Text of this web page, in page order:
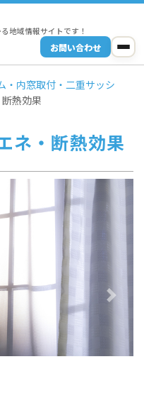
地域情報サイトです！
お問い合わせ
・内窓取付・二重サッシ
熱効果
ネ・断熱効果
Next